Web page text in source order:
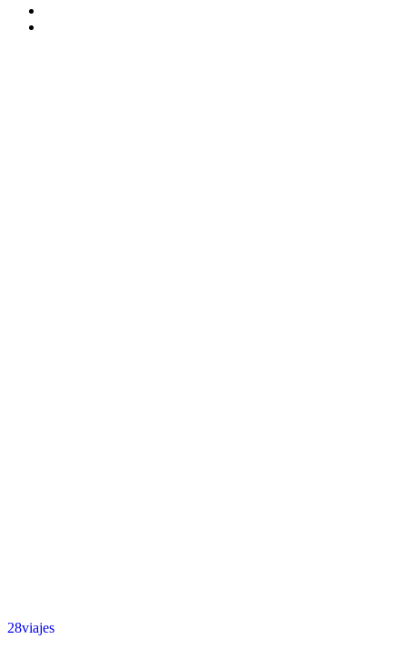
contenido
28viajes